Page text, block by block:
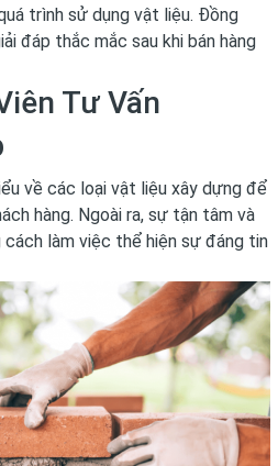
trình sử dụng vật liệu. Đồng
đáp thắc mắc sau khi bán hàng
Tư Vấn
về các loại vật liệu xây dựng để
hàng. Ngoài ra, sự tận tâm và
làm việc thể hiện sự đáng tin